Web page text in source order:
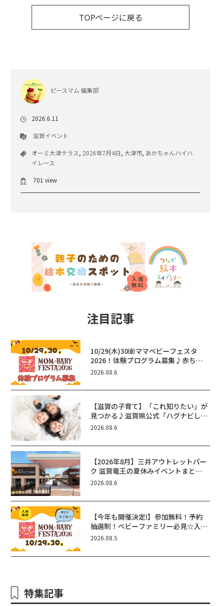
TOPページに戻る
ピースマム 編集部
2026.6.11
滋賀イベント
オーミ大津テラス, 2026年7月4日, 大津市, あかちゃんハイハ
イレース
701 view
注目記事
10/29(木)30㈮ママベビーフェスタ
2026！体験プログラム募集♪赤ちゃ
ん向けイベントに出演しませんか？
2026.08.6
【滋賀の子育て】「これ知りたい」が
見つかる♪滋賀県公式「ハグナビし
が」使ってる？おでかけ・制度・子育
2026.08.6
【2026年8月】三井アウトレットパー
ク 滋賀竜王の夏休みイベントまと
め！びしょぬれ水あそび・激辛グル
ん！
2026.08.6
【今年も開催決定!】参加無料！予約
抽選制！ベビーファミリー必見☆入場
無料☆10/29(木)30(金)ママベビーフ
エリ守山
2026.08.5
特集記事